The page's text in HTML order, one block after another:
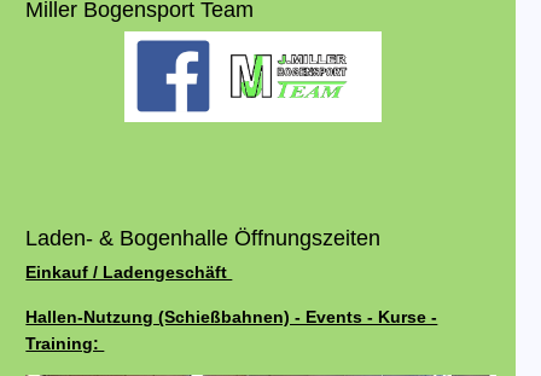
Miller Bogensport Team
Laden- & Bogenhalle Öffnungszeiten
Einkauf / Ladengeschäft
Hallen-Nutzung (Schießbahnen) - Events - Kurse -
Training: